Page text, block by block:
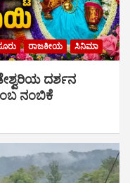
ರಾಜಕೀಯ ಸಿನಿಮಾ
ದರ್ಶನ
ನಂಬಿಕೆ